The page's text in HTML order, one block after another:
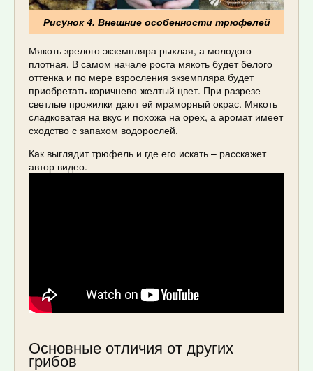
Рисунок 4. Внешние особенности трюфелей
Мякоть зрелого экземпляра рыхлая, а молодого
плотная. В самом начале роста мякоть будет белого
оттенка и по мере взросления экземпляра будет
приобретать коричнево-желтый цвет. При разрезе
светлые прожилки дают ей мраморный окрас. Мякоть
сладковатая на вкус и похожа на орех, а аромат имеет
сходство с запахом водорослей.
Как выглядит трюфель и где его искать – расскажет
автор видео.
Основные отличия от других
грибов